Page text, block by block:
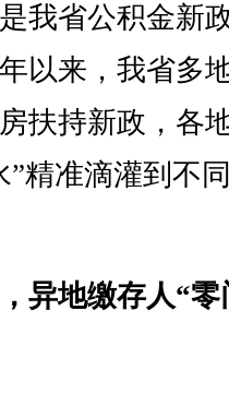
省公积金新
以来，我省多
扶持新政，各
”精准滴灌到不
异地缴存人“零